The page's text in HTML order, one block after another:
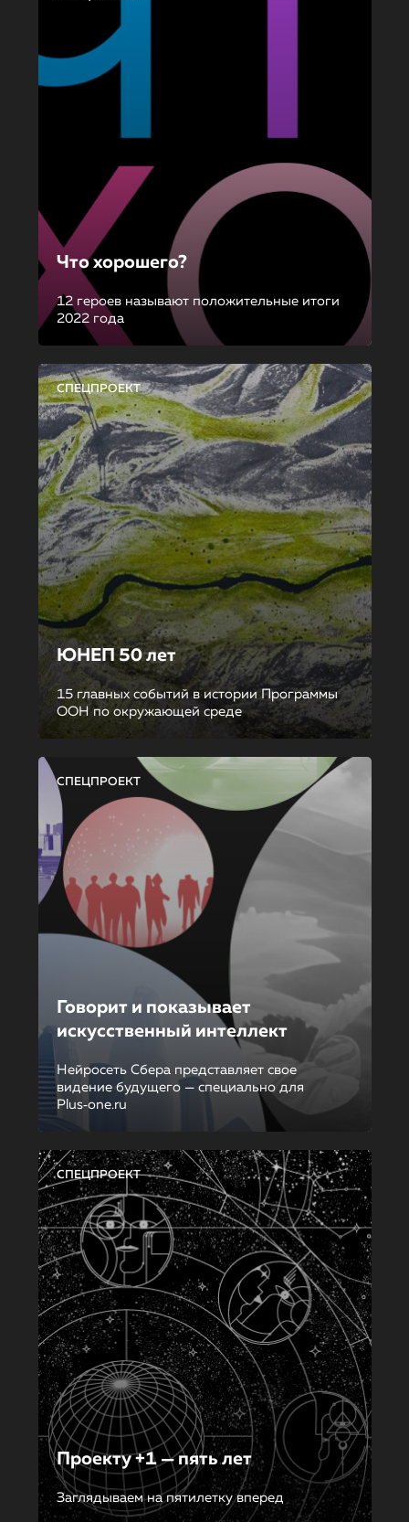
Что хорошего?
12 героев называют положительные итоги
2022 года
СПЕЦПРОЕКТ
ЮНЕП 50 лет
15 главных событий в истории Программы
ООН по окружающей среде
СПЕЦПРОЕКТ
Говорит и показывает
искусственный интеллект
Нейросеть Сбера представляет свое
видение будущего — специально для
Plus‑one.ru
СПЕЦПРОЕКТ
Проекту +1 — пять лет
Заглядываем на пятилетку вперед